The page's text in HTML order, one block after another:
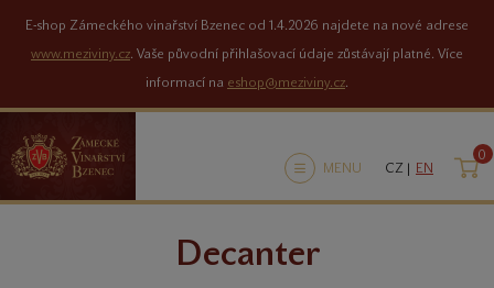
E-shop Zámeckého vinařství Bzenec od 1.4.2026 najdete na nové adrese
www.meziviny.cz. Vaše původní přihlašovací údaje zůstávají platné. Více
informací na eshop@meziviny.cz.
MENU CZ | EN
0
Decanter